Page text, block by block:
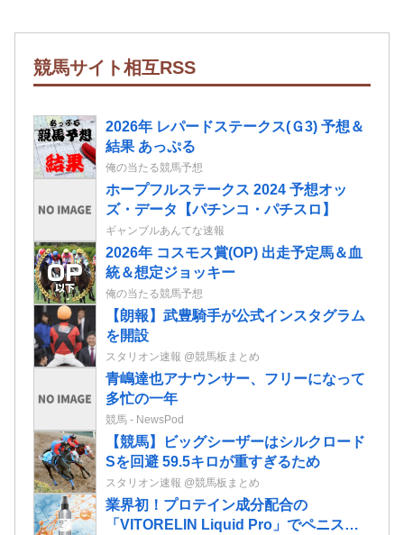
競馬サイト相互RSS
2026年 レパードステークス(Ｇ3) 予想＆
結果 あっぷる
俺の当たる競馬予想
ホープフルステークス 2024 予想オッ
ズ・データ【パチンコ・パチスロ】
ギャンブルあんてな速報
2026年 コスモス賞(OP) 出走予定馬＆血
統＆想定ジョッキー
俺の当たる競馬予想
【朗報】武豊騎手が公式インスタグラム
を開設
スタリオン速報 @競馬板まとめ
青嶋達也アナウンサー、フリーになって
多忙の一年
競馬 - NewsPod
【競馬】ビッグシーザーはシルクロード
Sを回避 59.5キロが重すぎるため
スタリオン速報 @競馬板まとめ
業界初！プロテイン成分配合の
「VITORELIN Liquid Pro」でペニスの